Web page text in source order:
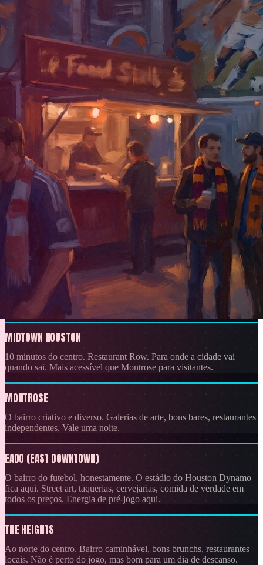
MIDTOWN HOUSTON
10 minutos do centro. Restaurant Row. Para onde a cidade vai
quando sai. Mais acessível que Montrose para visitantes.
MONTROSE
O bairro criativo e diverso. Galerias de arte, bons bares, restaurantes
independentes. Vale uma noite.
EADO (EAST DOWNTOWN)
O bairro do futebol, honestamente. O estádio do Houston Dynamo
fica aqui. Street art, taquerias, cervejarias, comida de verdade em
todos os preços. Energia de pré-jogo aqui.
THE HEIGHTS
Ao norte do centro. Bairro caminhável, bons brunchs, restaurantes
locais. Não é perto do jogo, mas bom para um dia de descanso.